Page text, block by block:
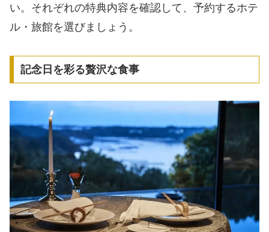
い。それぞれの特典内容を確認して、予約するホテ
ル・旅館を選びましょう。
記念日を彩る贅沢な食事